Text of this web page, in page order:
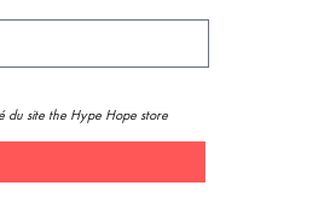
du site the Hype Hope store